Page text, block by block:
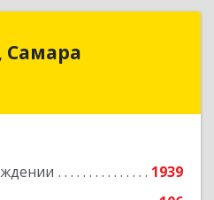
Самара
1939
Бит, Самара
обл, Самара г, Дачная ул,